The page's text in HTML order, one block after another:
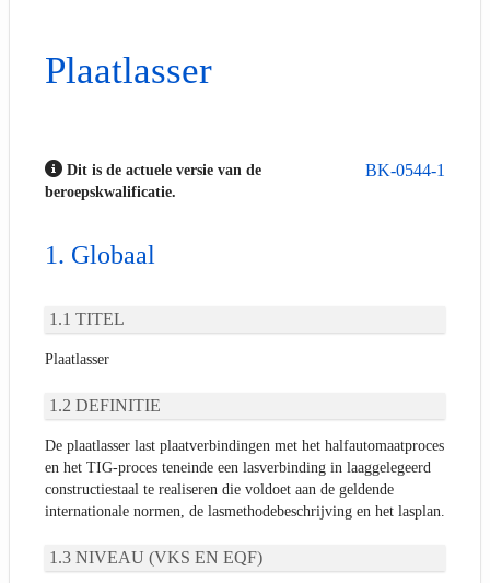
Plaatlasser
BK-0544-1
Dit is de actuele versie van de
beroepskwalificatie.
Globaal
TITEL
Plaatlasser
DEFINITIE
De plaatlasser last plaatverbindingen met het halfautomaatproces
en het TIG-proces teneinde een lasverbinding in laaggelegeerd
constructiestaal te realiseren die voldoet aan de geldende
internationale normen, de lasmethodebeschrijving en het lasplan.
NIVEAU (VKS EN EQF)